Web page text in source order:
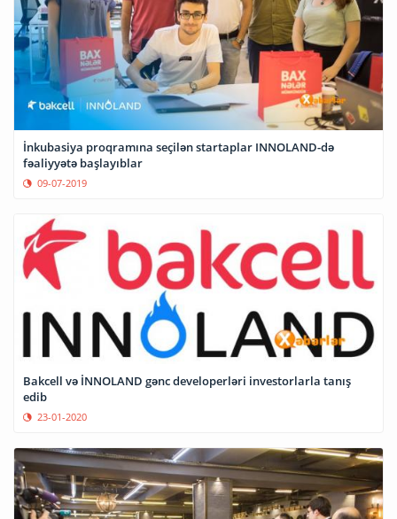
İnkubasiya proqramına seçilən startaplar INNOLAND-də
fəaliyyətə başlayıblar
09-07-2019
Bakcell və İNNOLAND gənc developerləri investorlarla tanış
edib
23-01-2020